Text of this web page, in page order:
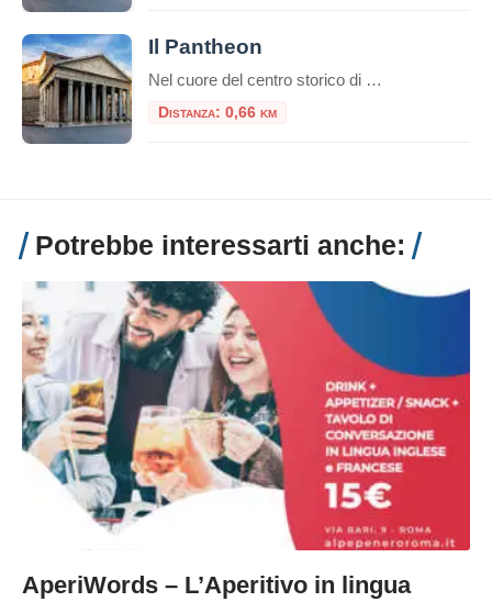
Il Pantheon
Nel cuore del centro storico di Roma, a pochi passi da Piazza Navona e dalla Fontana di Trevi, sorge uno dei monumenti più straordinari dell’antichità: il Pantheon, capolavoro dell’architettura romana, ancora oggi tra gli edifici meglio conservati dell’intero mondo classico. Breve storia del Pantheon Il nome Pantheon deriva dal greco e significa “tempio di tutti […]
Distanza: 0,66 km
Potrebbe interessarti anche:
AperiWords – L’Aperitivo in lingua